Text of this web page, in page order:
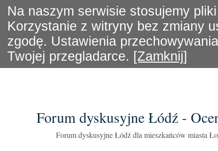
Na naszym serwisie stosujemy
Korzystanie z witryny bez zmiany
zgodę. Ustawienia
Twojej przegladarce. [Zamknij]
Forum dyskusyjne Łódź -
Forum dyskusyjne Łódź dla mieszkańców miasta